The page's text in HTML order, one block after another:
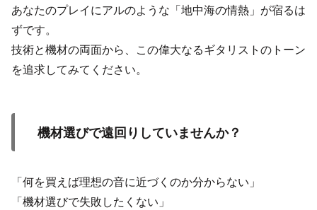
あなたのプレイにアルのような「地中海の情熱」が宿るは
ずです。
技術と機材の両面から、この偉大なるギタリストのトーン
を追求してみてください。
機材選びで遠回りしていませんか？
「何を買えば理想の音に近づくのか分からない」
「機材選びで失敗したくない」